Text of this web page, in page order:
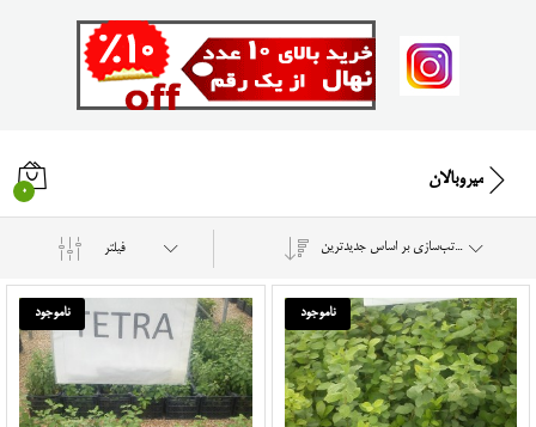
میروبالان
0
فیلتر مرتب‌سازی بر اساس جدیدترین
ناموجود ناموجود